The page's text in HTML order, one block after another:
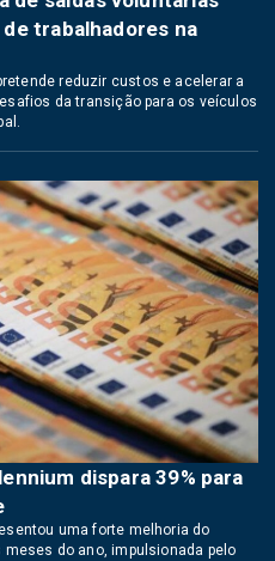
trabalhadores na
reduzir custos e acelerar a
da transição para os veículos
dispara 39% para
uma forte melhoria do
do ano, impulsionada pelo